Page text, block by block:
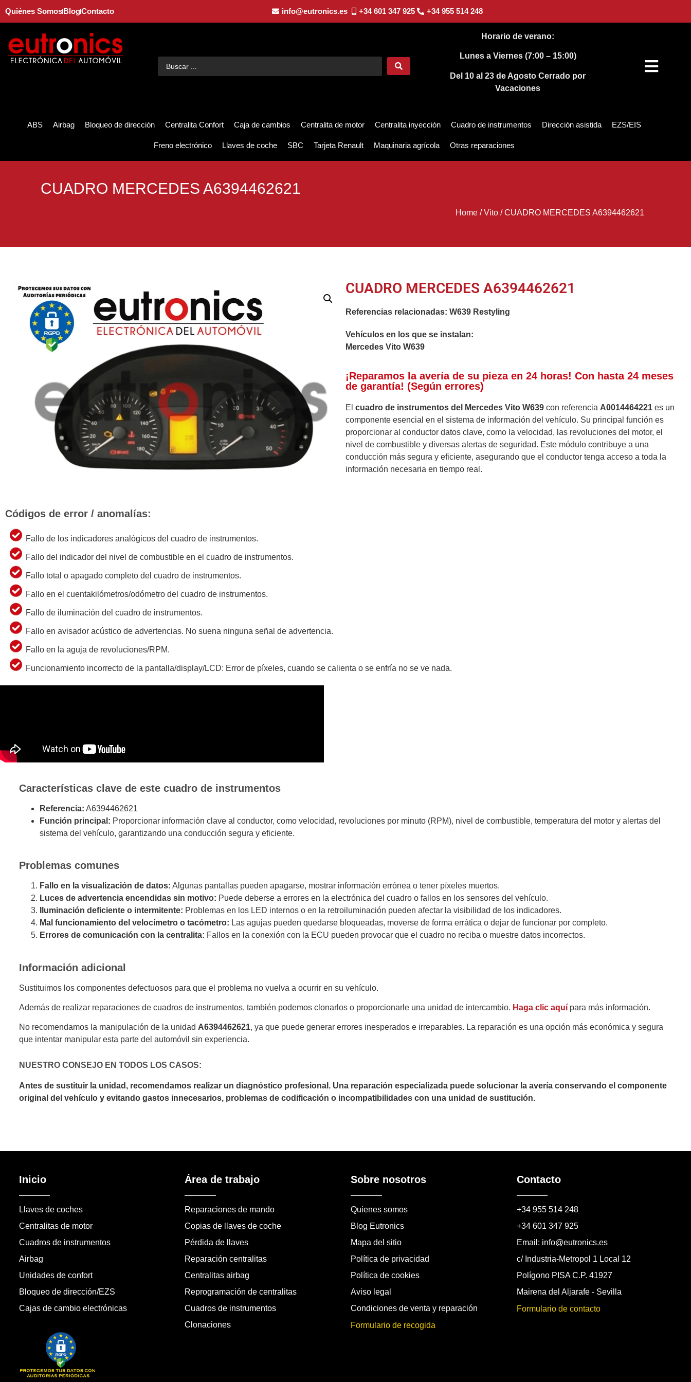
Quiénes SomosBlogContacto info@eutronics.es +34 601 347 925 +34 955 514 248
Horario de verano:
Lunes a Viernes (7:00 – 15:00)
Del 10 al 23 de AgostoCerrado por
Vacaciones
ABS Airbag Bloqueo de dirección Centralita Confort Caja de cambios Centralita de motor Centralita inyección Cuadro de instrumentos Dirección asistida EZS/EIS
Freno electrónico Llaves de coche SBC Tarjeta Renault Maquinaria agrícola Otras reparaciones
CUADRO MERCEDES A6394462621
Home/Vito/CUADRO MERCEDES A6394462621
CUADRO MERCEDES A6394462621
Referencias relacionadas: W639 Restyling
Vehículos en los que se instalan:
Mercedes Vito W639
¡Reparamos la avería de su pieza en 24 horas! Con hasta 24 meses
de garantía! (Según errores)
El cuadro de instrumentos del Mercedes Vito W639 con referencia A0014464221 es un
componente esencial en el sistema de información del vehículo. Su principal función es
proporcionar al conductor datos clave, como la velocidad, las revoluciones del motor, el
nivel de combustible y diversas alertas de seguridad. Este módulo contribuye a una
conducción más segura y eficiente, asegurando que el conductor tenga acceso a toda la
información necesaria en tiempo real.
Códigos de error / anomalías:
Fallo de los indicadores analógicos del cuadro de instrumentos.
Fallo del indicador del nivel de combustible en el cuadro de instrumentos.
Fallo total o apagado completo del cuadro de instrumentos.
Fallo en el cuentakilómetros/odómetro del cuadro de instrumentos.
Fallo de iluminación del cuadro de instrumentos.
Fallo en avisador acústico de advertencias. No suena ninguna señal de advertencia.
Fallo en la aguja de revoluciones/RPM.
Funcionamiento incorrecto de la pantalla/display/LCD: Error de píxeles, cuando se calienta o se enfría no se ve nada.
Características clave de este cuadro de instrumentos
Referencia: A6394462621
Función principal: Proporcionar información clave al conductor, como velocidad, revoluciones por minuto (RPM), nivel de combustible, temperatura del motor y alertas del
sistema del vehículo, garantizando una conducción segura y eficiente.
Problemas comunes
Fallo en la visualización de datos: Algunas pantallas pueden apagarse, mostrar información errónea o tener píxeles muertos.
Luces de advertencia encendidas sin motivo: Puede deberse a errores en la electrónica del cuadro o fallos en los sensores del vehículo.
Iluminación deficiente o intermitente: Problemas en los LED internos o en la retroiluminación pueden afectar la visibilidad de los indicadores.
Mal funcionamiento del velocímetro o tacómetro: Las agujas pueden quedarse bloqueadas, moverse de forma errática o dejar de funcionar por completo.
Errores de comunicación con la centralita: Fallos en la conexión con la ECU pueden provocar que el cuadro no reciba o muestre datos incorrectos.
Información adicional
Sustituimos los componentes defectuosos para que el problema no vuelva a ocurrir en su vehículo.
Además de realizar reparaciones de cuadros de instrumentos, también podemos clonarlos o proporcionarle una unidad de intercambio. Haga clic aquí para más información.
No recomendamos la manipulación de la unidad A6394462621, ya que puede generar errores inesperados e irreparables. La reparación es una opción más económica y segura
que intentar manipular esta parte del automóvil sin experiencia.
NUESTRO CONSEJO EN TODOS LOS CASOS:
Antes de sustituir la unidad, recomendamos realizar un diagnóstico profesional. Una reparación especializada puede solucionar la avería conservando el componente
original del vehículo y evitando gastos innecesarios, problemas de codificación o incompatibilidades con una unidad de sustitución.
Inicio
Llaves de coches
Centralitas de motor
Cuadros de instrumentos
Airbag
Unidades de confort
Bloqueo de dirección/EZS
Cajas de cambio electrónicas
Área de trabajo
Reparaciones de mando
Copias de llaves de coche
Pérdida de llaves
Reparación centralitas
Centralitas airbag
Reprogramación de centralitas
Cuadros de instrumentos
Clonaciones
Sobre nosotros
Quienes somos
Blog Eutronics
Mapa del sitio
Política de privacidad
Política de cookies
Aviso legal
Condiciones de venta y reparación
Formulario de recogida
Contacto
+34 955 514 248
+34 601 347 925
Email: info@eutronics.es
c/ Industria-Metropol 1 Local 12
Polígono PISA C.P. 41927
Mairena del Aljarafe - Sevilla
Formulario de contacto